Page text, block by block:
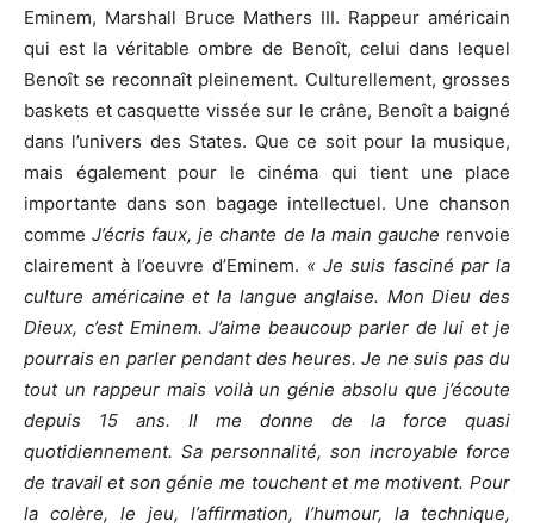
Eminem, Marshall Bruce Mathers III. Rappeur américain
qui est la véritable ombre de Benoît, celui dans lequel
Benoît se reconnaît pleinement. Culturellement, grosses
baskets et casquette vissée sur le crâne, Benoît a baigné
dans l’univers des States. Que ce soit pour la musique,
mais également pour le cinéma qui tient une place
importante dans son bagage intellectuel. Une chanson
commeJ’écris faux, je chante de la main gauche renvoie
clairement à l’oeuvre d’Eminem. « Je suis fasciné par la
culture américaine et la langue anglaise. Mon Dieu des
Dieux, c’est Eminem. J’aime beaucoup parler de lui et je
pourrais en parler pendant des heures. Je ne suis pas du
tout un rappeur mais voilà un génie absolu que j’écoute
depuis 15 ans. Il me donne de la force quasi
quotidiennement. Sa personnalité, son incroyable force
de travail et son génie me touchent et me motivent. Pour
la colère, le jeu, l’affirmation, l’humour, la technique,